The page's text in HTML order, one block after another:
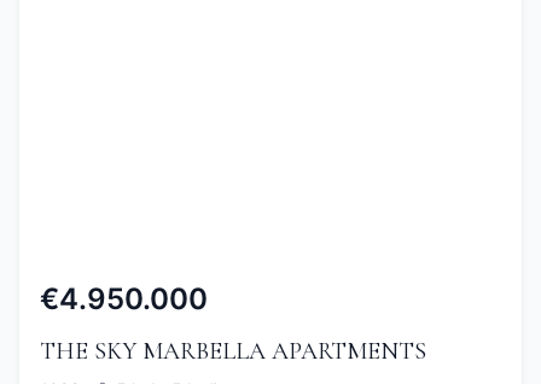
€4.950.000
THE SKY MARBELLA APARTMENTS